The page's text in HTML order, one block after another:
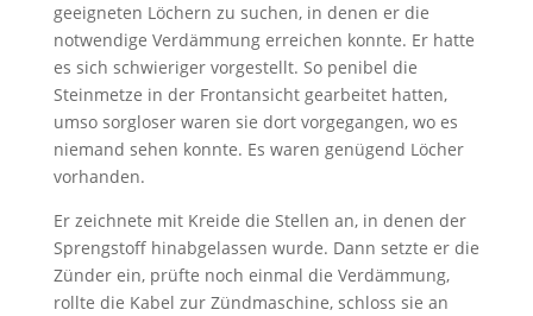
geeigneten Löchern zu suchen, in denen er die
notwendige Verdämmung erreichen konnte. Er hatte
es sich schwieriger vorgestellt. So penibel die
Steinmetze in der Frontansicht gearbeitet hatten,
umso sorgloser waren sie dort vorgegangen, wo es
niemand sehen konnte. Es waren genügend Löcher
vorhanden.
Er zeichnete mit Kreide die Stellen an, in denen der
Sprengstoff hinabgelassen wurde. Dann setzte er die
Zünder ein, prüfte noch einmal die Verdämmung,
rollte die Kabel zur Zündmaschine, schloss sie an